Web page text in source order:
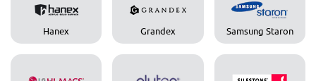
Hanex Grandex Samsung Staron